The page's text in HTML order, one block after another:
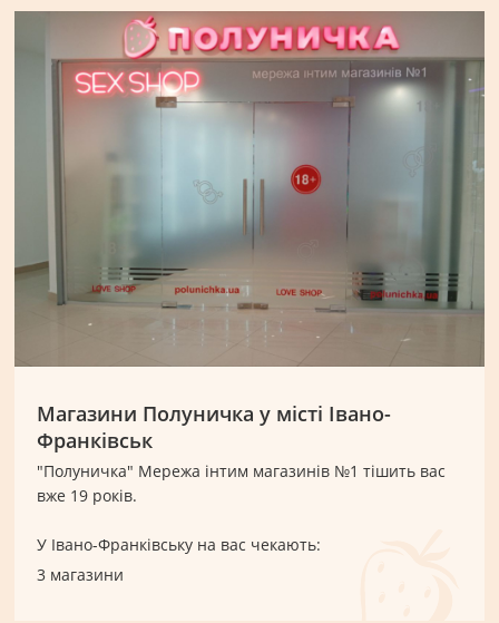
Магазини Полуничка у місті Івано-
Франківськ
"Полуничка" Мережа інтим магазинів №1 тішить вас
вже 19 років.
У Івано-Франківську на вас чекають:
3 магазини